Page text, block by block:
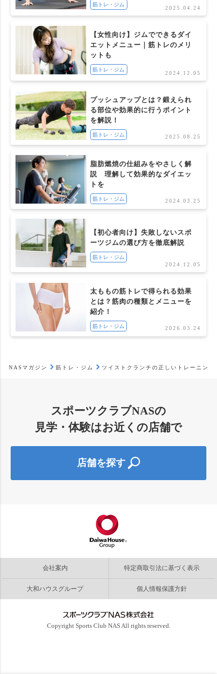
筋トレ・ジム
2025.04.24
【女性向け】ジムでできるダイ
エットメニュー｜筋トレのメリ
ットも
筋トレ・ジム
2024.12.05
プッシュアップとは？鍛えられ
る部位や効果的に行うポイント
を解説！
筋トレ・ジム 2025.08.25
脂肪燃焼の仕組みをやさしく解
説 理解して効果的なダイエッ
トを
筋トレ・ジム 2024.03.25
【初心者向け】失敗しないスポ
ーツジムの選び方を徹底解説
筋トレ・ジム
2024.12.05
太ももの筋トレで得られる効果
とは？筋肉の種類とメニューを
紹介！
筋トレ・ジム 2026.03.24
NASマガジン 筋トレ・ジム ツイストクランチの正しいトレーニン
スポーツクラブNASの
見学・体験はお近くの店舗で
店舗を探す
会社案内 特定商取引法に基づく表示
大和ハウスグループ 個人情報保護方針
Copyright Sports Club NASAll rights reserved.